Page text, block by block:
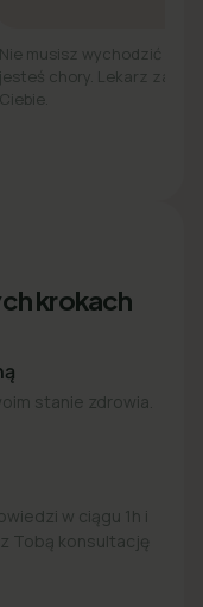
Nie musisz wychodzić z
jesteś chory. Lekarz
Ciebie.
krokach
stanie zdrowia.
w ciągu 1h i
Tobą konsultację